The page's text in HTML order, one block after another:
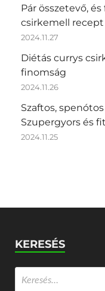
Pár összetevő,
csirkemell recept
2024.11.27
Diétás currys
finomság
2024.11.26
Szaftos,
Szupergyors és
2024.11.25
KERESÉS